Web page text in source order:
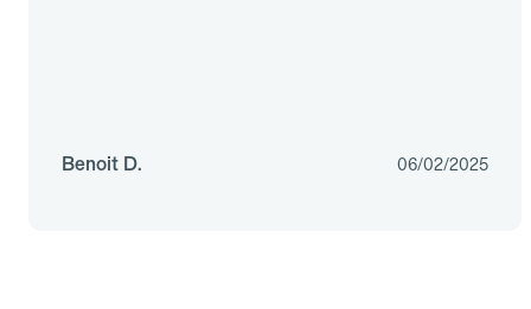
Benoit D. 06/02/2025